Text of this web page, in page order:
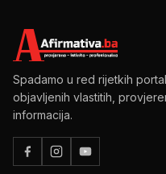
Spadamo u red rijetkih
objavljenih vlastitih,
informacija.